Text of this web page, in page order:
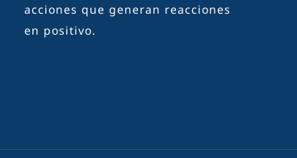
acciones que generan reacciones
en positivo.